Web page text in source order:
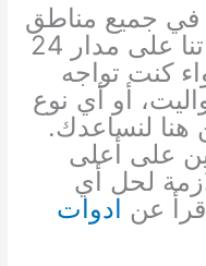
في جميع مناطق
الكويت، حيث نقدم خدماتنا على مدار 24
كنت تواجه
أو أي نوع
هنا لنساعدك.
على أعلى
لحل أي
عن ادوات